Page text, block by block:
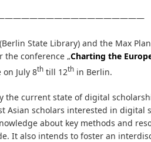
State Library) and the Max
the conference „Charting the
July 8thtill 12thin Berlin.
the current state of digital
Asian scholars interested in
about key methods and
It also intends to foster an